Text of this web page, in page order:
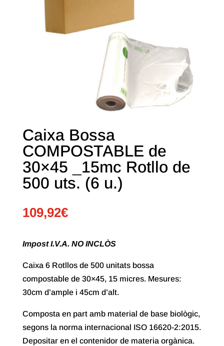
Caixa Bossa
COMPOSTABLE de
30×45 _15mc Rotllo de
500 uts. (6 u.)
109,92€
Impost I.V.A. NO INCLÒS
Caixa 6 Rotllos de 500 unitats bossa
compostable de 30×45, 15 micres. Mesures:
30cm d’ample i 45cm d’alt.
Composta en part amb material de base biològic,
segons la norma internacional ISO 16620-2:2015.
Depositar en el contenidor de materia orgànica.